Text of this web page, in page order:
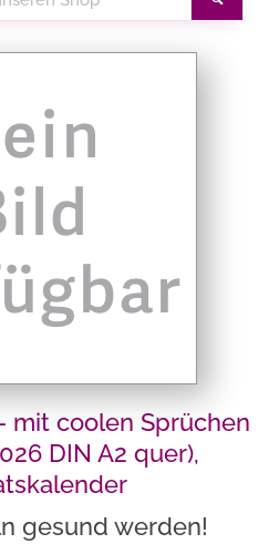
mit coolen Sprüchen
DIN A2 quer),
gesund werden!